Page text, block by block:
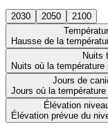
2030 2050
2100
Hausse de la
Nuits
Nuits où la
Jours de
Jours où la température
Élévation
Élévation prévue du